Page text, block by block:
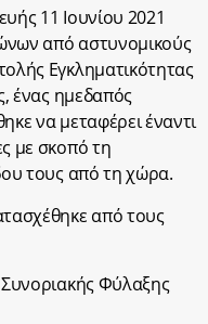
11 Ιουνίου 2021
από αστυνομικούς
Εγκληματικότητας
ένας ημεδαπός
να μεταφέρει έναντι
με σκοπό τη
τους από τη χώρα.
από τους
Φύλαξης